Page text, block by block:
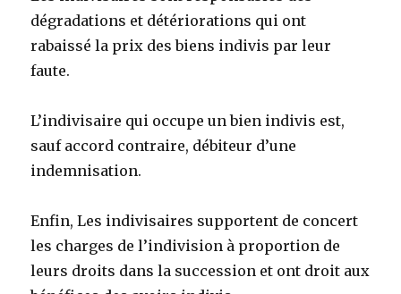
dégradations et détériorations qui ont
rabaissé la prix des biens indivis par leur
faute.
L’indivisaire qui occupe un bien indivis est,
sauf accord contraire, débiteur d’une
indemnisation.
Enfin, Les indivisaires supportent de concert
les charges de l’indivision à proportion de
leurs droits dans la succession et ont droit aux